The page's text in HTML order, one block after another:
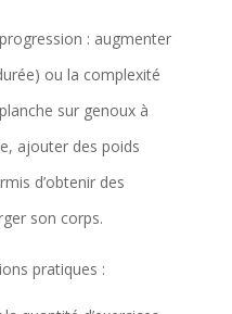
: augmenter
ou la complexité
sur genoux à
ajouter des poids
d’obtenir des
son corps.
pratiques :